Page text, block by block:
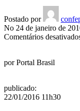
Postado por
No 24 de janeiro de
Comentários
porPortal Brasil
publicado:
22/01/2016 11h30